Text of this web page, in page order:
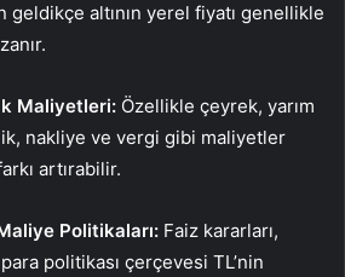
altının yerel fiyatı genellikle
Maliyetleri: Özellikle çeyrek, yarım
nakliye ve vergi gibi maliyetler
artırabilir.
Politikaları: Faiz kararları,
politikası çerçevesi TL’nin